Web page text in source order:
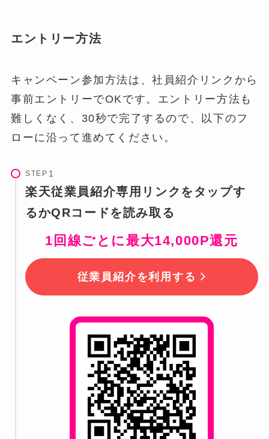
エントリー方法
キャンペーン参加方法は、社員紹介リンクから
事前エントリーでOKです。エントリー方法も
難しくなく、30秒で完了するので、以下のフ
ローに沿って進めてください。
STEP
楽天従業員紹介専用リンクをタップす
るかQRコードを読み取る
1回線ごとに最大14,000P還元
従業員紹介を利用する